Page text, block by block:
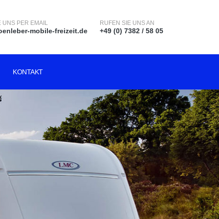
PER EMAIL
mobile-freizeit.de
RUFEN SIE UNS AN
+49 (0) 7382 / 58 05
KONTAKT